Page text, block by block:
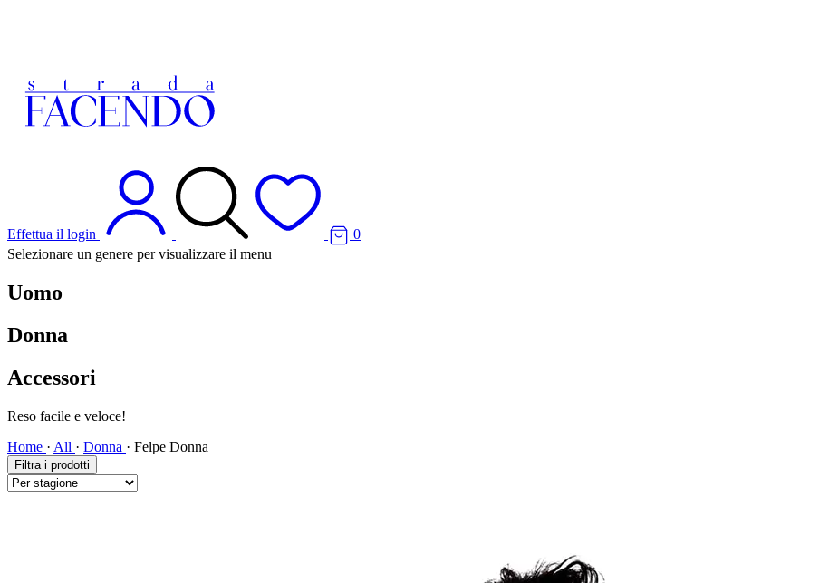
Effettua il login
0
Selezionare un genere per visualizzare il menu
Uomo
Donna
Accessori
Reso facile e veloce!
Home · All · Donna · Felpe Donna
Filtra i prodotti